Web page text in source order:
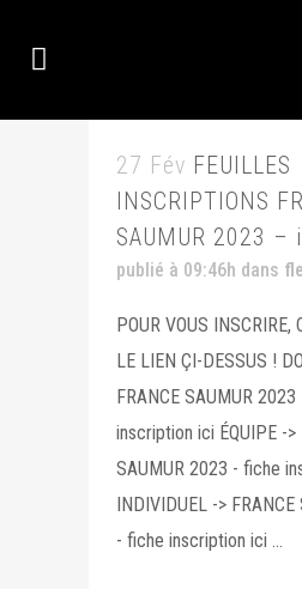
27 Fév FEUILLES
INSCRIPTIONS
SAUMUR 2023 –
publié à 09:46h dans
POUR VOUS INSCRIRE,
LE LIEN ÇI-DESSUS !
FRANCE SAUMUR
inscription ici ÉQUIPE ->
SAUMUR 2023 - fiche
INDIVIDUEL ->
- fiche inscription ici ...